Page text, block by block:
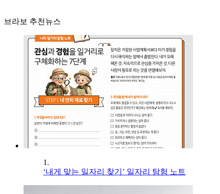
브라보 추천뉴스
1.
‘내게 맞는 일자리 찾기’ 일자리 탐험 노트